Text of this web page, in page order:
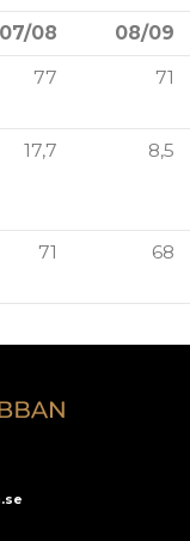
07/08
08/09
77 71
17,7 8,5
71 68